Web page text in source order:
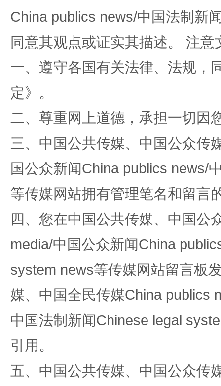
阿坝州三大球赛在茂县开幕 规模
国家大学科技园优化重塑工作
China publics news/中国法制新
同意其观点或证实其描述。 注
一、遵守各国有关法律、法规，
定》。
二、尊重网上道德，承担一切因
三、中国公共传媒、中国公众传
国公众新闻China publics news/
等传媒网站拥有管理笔名和留言
四、您在中国公共传媒、中国公
media/中国公众新闻China
system news等传媒网站留言板
媒、中国全民传媒China publics
中国法制新闻Chinese legal
引用。
五、中国公共传媒、中国公众传